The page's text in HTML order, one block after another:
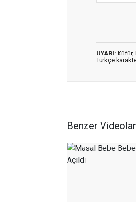
UYARI: Küfür,
Türkçe
Benzer Videolar